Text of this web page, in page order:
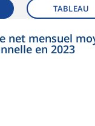
TABLEAU
net mensuel
en 2023